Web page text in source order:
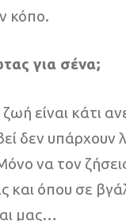
κόπο.
για σένα;
είναι κάτι
δεν υπάρχουν
να τον
και όπου σε
μας…